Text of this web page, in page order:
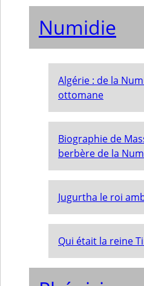
Numidie
Algérie : de la
ottomane
Biographie de
berbère de la
Jugurtha le roi
Qui était la reine